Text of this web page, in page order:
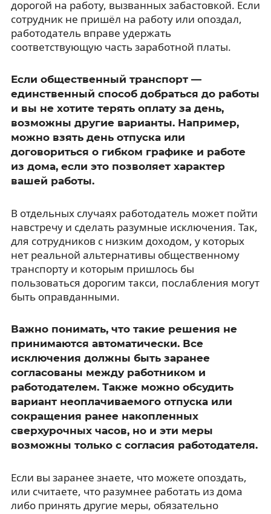
дорогой на работу, вызванных забастовкой. Если
сотрудник не пришёл на работу или опоздал,
работодатель вправе удержать
соответствующую часть заработной платы.
Если общественный транспорт —
единственный способ добраться до работы
и вы не хотите терять оплату за день,
возможны другие варианты. Например,
можно взять день отпуска или
договориться о гибком графике и работе
из дома, если это позволяет характер
вашей работы.
В отдельных случаях работодатель может пойти
навстречу и сделать разумные исключения. Так,
для сотрудников с низким доходом, у которых
нет реальной альтернативы общественному
транспорту и которым пришлось бы
пользоваться дорогим такси, послабления могут
быть оправданными.
Важно понимать, что такие решения не
принимаются автоматически. Все
исключения должны быть заранее
согласованы между работником и
работодателем. Также можно обсудить
вариант неоплачиваемого отпуска или
сокращения ранее накопленных
сверхурочных часов, но и эти меры
возможны только с согласия работодателя.
Если вы заранее знаете, что можете опоздать,
или считаете, что разумнее работать из дома
либо принять другие меры, обязательно